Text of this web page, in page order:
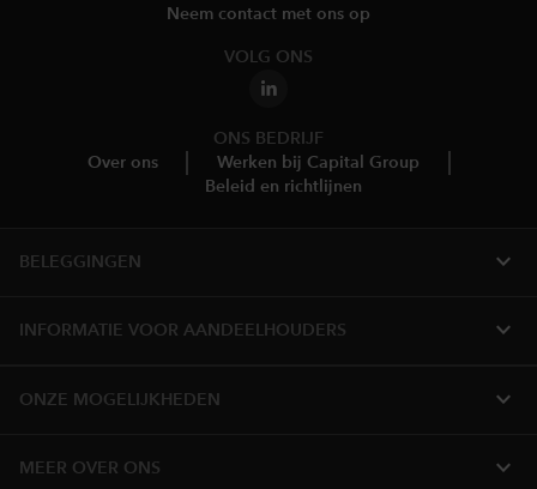
Neem contact met ons op
VOLG ONS
ONS BEDRIJF
Over ons
Werken bij Capital Group
Beleid en richtlijnen
BELEGGINGEN expand_more
INFORMATIE VOOR AANDEELHOUDERS expand_more
ONZE MOGELIJKHEDEN expand_more
MEER OVER ONS expand_more